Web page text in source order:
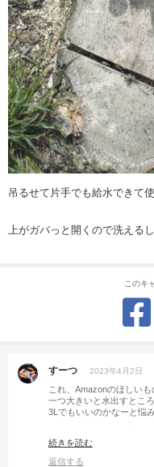
吊るせて片手でも給水できて
上がガバっと開くので洗える
このキ
すーつ 2023年4月2日
これ、Amazonのほしいも
一つ大きいと水出すとこ
3Lでもいいのかなーと悩
（笑）
続きを読む
返信する